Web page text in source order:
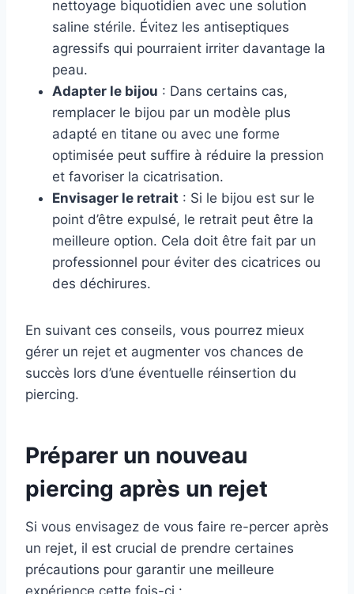
nettoyage biquotidien avec une solution
saline stérile. Évitez les antiseptiques
agressifs qui pourraient irriter davantage la
peau.
Adapter le bijou : Dans certains cas,
remplacer le bijou par un modèle plus
adapté en titane ou avec une forme
optimisée peut suffire à réduire la pression
et favoriser la cicatrisation.
Envisager le retrait : Si le bijou est sur le
point d’être expulsé, le retrait peut être la
meilleure option. Cela doit être fait par un
professionnel pour éviter des cicatrices ou
des déchirures.
En suivant ces conseils, vous pourrez mieux
gérer un rejet et augmenter vos chances de
succès lors d’une éventuelle réinsertion du
piercing.
Préparer un nouveau
piercing après un rejet
Si vous envisagez de vous faire re-percer après
un rejet, il est crucial de prendre certaines
précautions pour garantir une meilleure
expérience cette fois-ci :